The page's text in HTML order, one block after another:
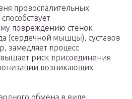
провоспалительных
повреждению стенок
(сердечной мышцы), суставов
замедляет процесс
риск присоединения
возникающих
обмена в виде